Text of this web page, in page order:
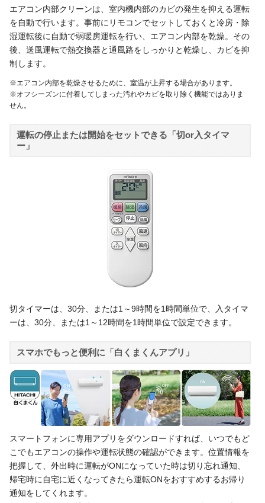
エアコン内部クリーンは、室内機内部のカビの発生を抑える運転
を自動で行います。事前にリモコンでセットしておくと冷房・除
湿運転後に自動で弱暖房運転を行い、エアコン内部を乾燥。その
後、送風運転で熱交換器と通風路をしっかりと乾燥し、カビを抑
制します。
※エアコン内部を乾燥させるために、室温が上昇する場合があります。
※オフシーズンに付着してしまった汚れやカビを取り除く機能ではありま
せん。
運転の停止または開始をセットできる「切or入タイマ
ー」
切タイマーは、30分、または1～9時間を1時間単位で、入タイマ
ーは、30分、または1～12時間を1時間単位で設定できます。
スマホでもっと便利に「白くまくんアプリ」
スマートフォンに専用アプリをダウンロードすれば、いつでもど
こでもエアコンの操作や運転状態の確認ができます。位置情報を
把握して、外出時に運転がONになっていた時は切り忘れ通知、
帰宅時に自宅に近くなってきたら運転ONをおすすめするお帰り
通知をしてくれます。